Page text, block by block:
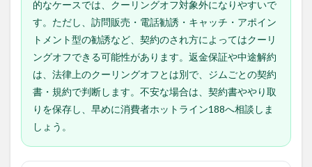
的なケースでは、クーリングオフ対象外になりやすいで
す。ただし、訪問販売・電話勧誘・キャッチ・アポイン
トメント型の勧誘など、契約のされ方によってはクーリ
ングオフできる可能性があります。返金保証や中途解約
は、法律上のクーリングオフとは別で、ジムごとの契約
書・規約で判断します。不安な場合は、契約書ややり取
りを保存し、早めに消費者ホットライン188へ相談しま
しょう。